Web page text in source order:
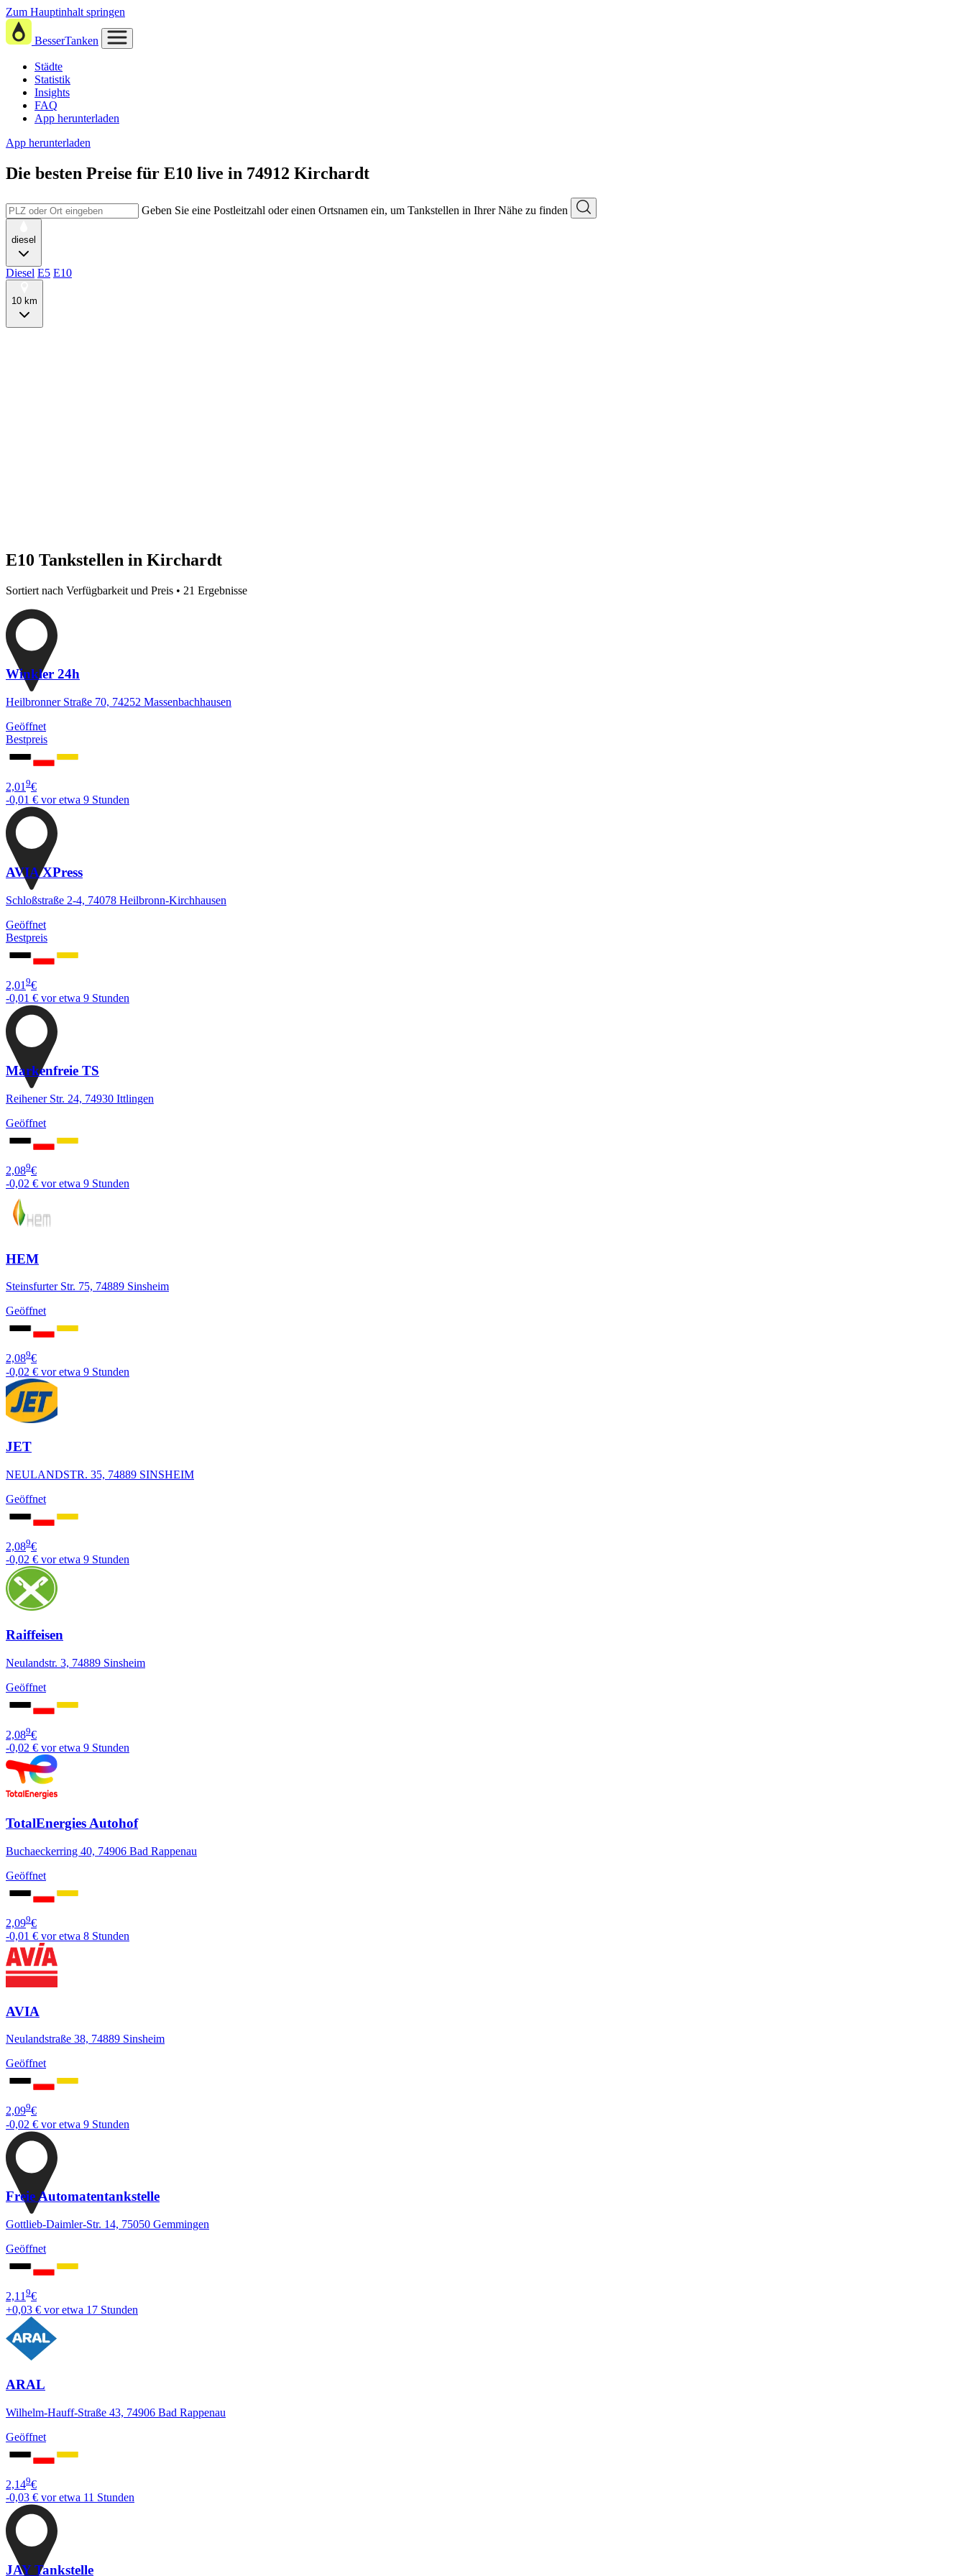
Zum Hauptinhalt springen
BesserTanken
Städte
Statistik
Insights
FAQ
App herunterladen
App herunterladen
Die besten Preise für E10 live in 74912 Kirchardt
Geben Sie eine Postleitzahl oder einen Ortsnamen ein, um Tankstellen in Ihrer Nähe zu finden
diesel
Diesel E5 E10
10 km
E10 Tankstellen in Kirchardt
Sortiert nach Verfügbarkeit und Preis • 21 Ergebnisse
Winkler 24h
Heilbronner Straße 70, 74252 Massenbachhausen
Geöffnet
Bestpreis
2,01 9€
-0,01 € vor etwa 9 Stunden
AVIA XPress
Schloßstraße 2-4, 74078 Heilbronn-Kirchhausen
Geöffnet
Bestpreis
2,01 9€
-0,01 € vor etwa 9 Stunden
Markenfreie TS
Reihener Str. 24, 74930 Ittlingen
Geöffnet
2,089€
-0,02 € vor etwa 9 Stunden
HEM
Steinsfurter Str. 75, 74889 Sinsheim
Geöffnet
2,089€
-0,02 € vor etwa 9 Stunden
JET
NEULANDSTR. 35, 74889 SINSHEIM
Geöffnet
2,089€
-0,02 € vor etwa 9 Stunden
Raiffeisen
Neulandstr. 3, 74889 Sinsheim
Geöffnet
2,089€
-0,02 € vor etwa 9 Stunden
TotalEnergies Autohof
Buchaeckerring 40, 74906 Bad Rappenau
Geöffnet
2,099€
-0,01 € vor etwa 8 Stunden
AVIA
Neulandstraße 38, 74889 Sinsheim
Geöffnet
2,099€
-0,02 € vor etwa 9 Stunden
Freie Automatentankstelle
Gottlieb-Daimler-Str. 14, 75050 Gemmingen
Geöffnet
2,119€
+0,03 € vor etwa 17 Stunden
ARAL
Wilhelm-Hauff-Straße 43, 74906 Bad Rappenau
Geöffnet
2,149€
-0,03 € vor etwa 11 Stunden
JAY Tankstelle